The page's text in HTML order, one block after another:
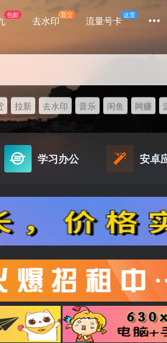
包邮 去水印豆父 流量号卡这里
拉新 去水印 音乐 闲鱼 网赚
学习办公 安卓